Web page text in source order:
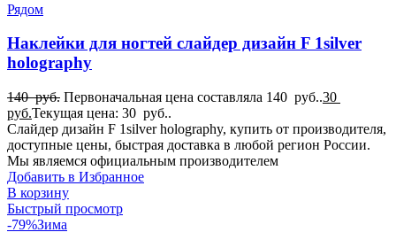
Рядом
Наклейки для ногтей слайдер дизайн F 1silver
holography
140руб. Первоначальная цена составляла 140 руб..30
руб.Текущая цена: 30 руб..
Слайдер дизайн F 1silver holography, купить от производителя,
доступные цены, быстрая доставка в любой регион России.
Мы являемся официальным производителем
Добавить в Избранное
В корзину
Быстрый просмотр
-79%Зима